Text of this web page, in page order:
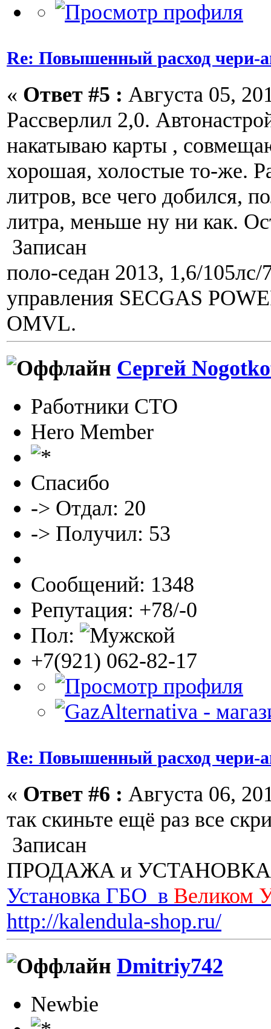
Re: Повышенный расход чери-
« Ответ #5 : Августа 05,
Рассверлил 2,0.
накатываю карты ,
хорошая, холостые то-же.
литров, все чего добился,
литра, меньше ну ни как.
Записан
поло-седан 2013, 1,6/105лс/
управления SECGAS
OMVL.
Сергей
Работники СТО
Hero Member
Спасибо
-> Отдал: 20
-> Получил: 53
Сообщений: 1348
Репутация: +78/-0
Пол:
+7(921) 062-82-17
Re: Повышенный расход чери-
« Ответ #6 : Августа 06,
так скиньте ещё раз все
Записан
ПРОДАЖА и
Установка ГБО в Великом
http://kalendula-shop.ru/
Dmitriy742
Newbie